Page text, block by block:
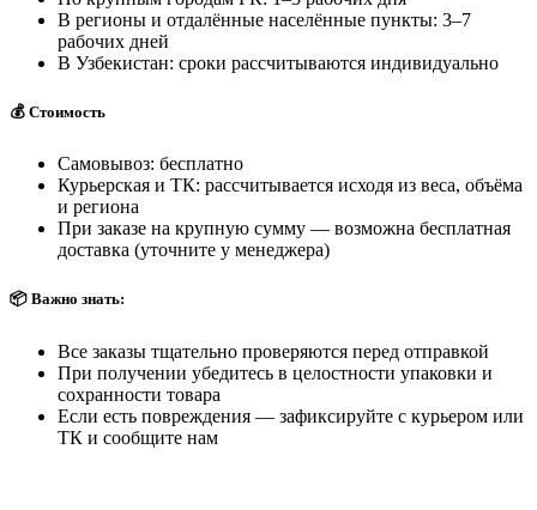
В регионы и отдалённые населённые пункты: 3–7
рабочих дней
В Узбекистан: сроки рассчитываются индивидуально
💰 Стоимость
Самовывоз: бесплатно
Курьерская и ТК: рассчитывается исходя из веса, объёма
и региона
При заказе на крупную сумму — возможна бесплатная
доставка (уточните у менеджера)
📦 Важно знать:
Все заказы тщательно проверяются перед отправкой
При получении убедитесь в целостности упаковки и
сохранности товара
Если есть повреждения — зафиксируйте с курьером или
ТК и сообщите нам